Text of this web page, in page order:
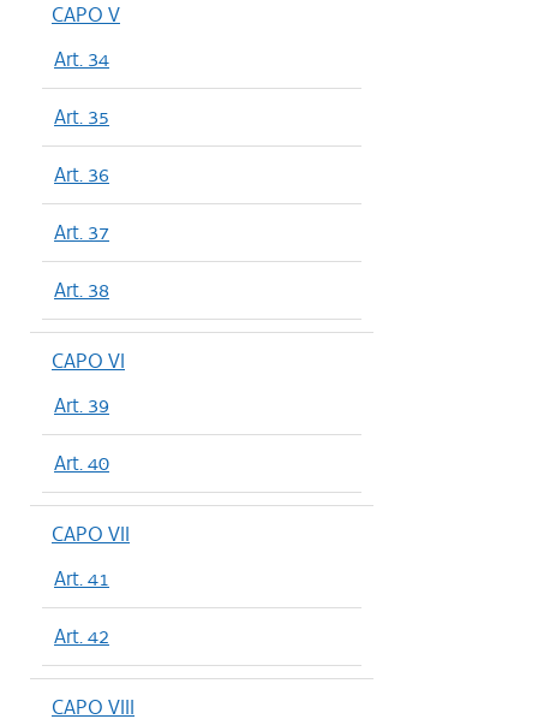
CAPO V
Art. 34
Art. 35
Art. 36
Art. 37
Art. 38
CAPO VI
Art. 39
Art. 40
CAPO VII
Art. 41
Art. 42
CAPO VIII